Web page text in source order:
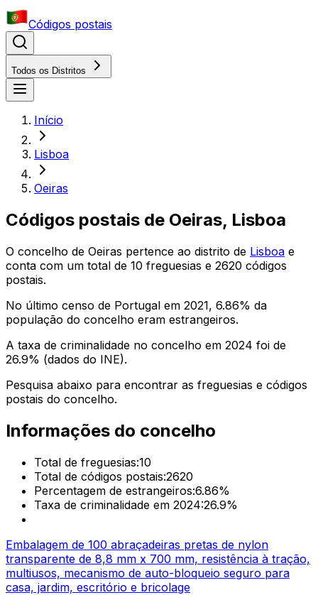
Códigos postais
Todos os Distritos
Início
Lisboa
Oeiras
Códigos postais de Oeiras, Lisboa
O concelho de Oeiras pertence ao distrito de Lisboa e
conta com um total de 10 freguesias e 2620 códigos
postais.
No último censo de Portugal em 2021, 6.86% da
população do concelho eram estrangeiros.
A taxa de criminalidade no concelho em 2024 foi de
26.9% (dados do INE).
Pesquisa abaixo para encontrar as freguesias e códigos
postais do concelho.
Informações do concelho
Total de freguesias:10
Total de códigos postais:2620
Percentagem de estrangeiros:6.86%
Taxa de criminalidade em 2024:26.9%
Embalagem de 100 abraçadeiras pretas de nylon
transparente de 8,8 mm x 700 mm, resistência à tração,
multiusos, mecanismo de auto-bloqueio seguro para
casa, jardim, escritório e bricolage